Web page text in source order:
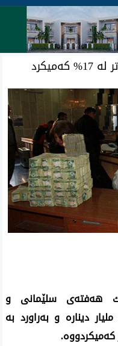
هه‌فته‌ی سلێمانی و
راگه‌یاند كه‌ زیاتر له‌ 8 ملیار دیناره‌ و به‌راورد به‌